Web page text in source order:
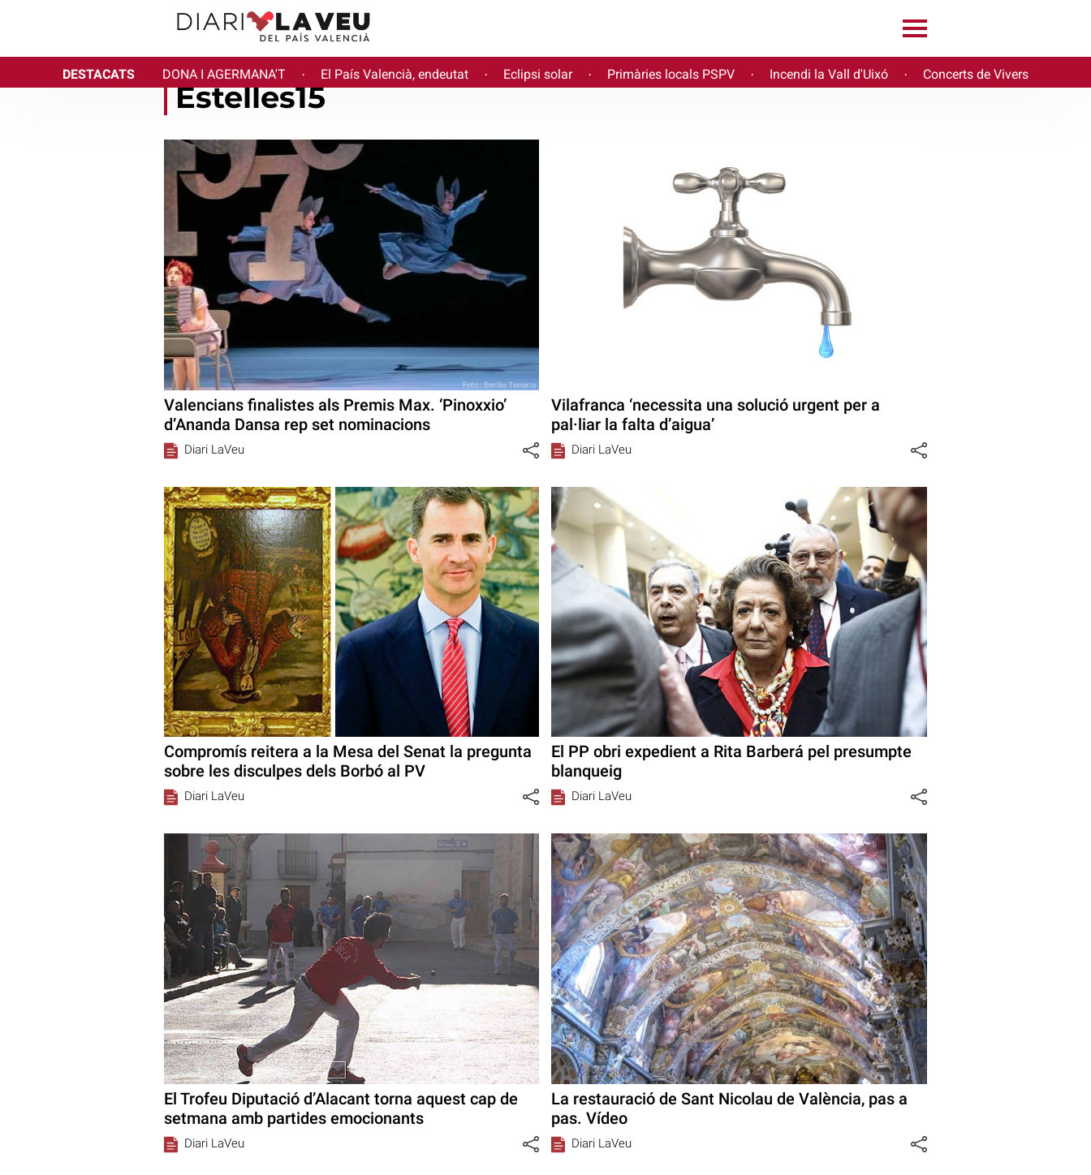
DESTACATS DONA I AGERMANA'T · El País Valencià, endeutat · Eclipsi solar · Primàries locals PSPV · Incendi la Vall d'Uixó · Concerts de Vivers
Estelles15
Valencians finalistes als Premis Max. ‘Pinoxxio’
d’Ananda Dansa rep set nominacions
Diari LaVeu
Vilafranca ‘necessita una solució urgent per a
pal·liar la falta d’aigua’
Diari LaVeu
Compromís reitera a la Mesa del Senat la pregunta
sobre les disculpes dels Borbó al PV
Diari LaVeu
El PP obri expedient a Rita Barberá pel presumpte
blanqueig
Diari LaVeu
El Trofeu Diputació d’Alacant torna aquest cap de
setmana amb partides emocionants
Diari LaVeu
La restauració de Sant Nicolau de València, pas a
pas. Vídeo
Diari LaVeu